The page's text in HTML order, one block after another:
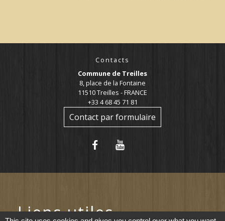
Contacts
Commune de Treilles
8, place de la Fontaine
11510 Treilles - FRANCE
+33 4 68 45 71 81
Contact par formulaire
Liens utiles